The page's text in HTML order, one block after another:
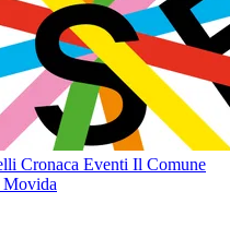
Cronaca Eventi Il Comune
Movida